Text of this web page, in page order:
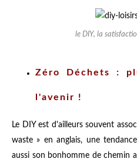
le DIY, la
Zéro Déchets :
l'avenir !
Le DIY est d'ailleurs souvent
waste » en anglais, une
aussi son bonhomme de chemin